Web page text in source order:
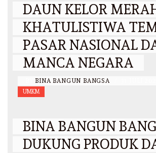
DAUN KELOR
KHATULISTIWA
PASAR NASIONAL
MANCA NEGARA
BINA BANGUN BANGSA
UMKM
BINA BANGUN
DUKUNG PRODUK